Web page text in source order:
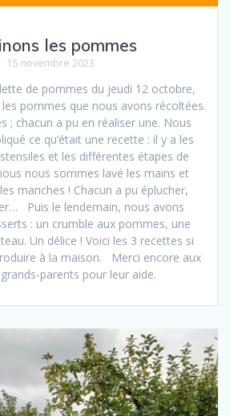
les pommes
15 novembre 2023
de pommes du jeudi 12 octobre,
pommes que nous avons récoltées.
; chacun a pu en réaliser une. Nous
ce qu’était une recette : il y a les
et les différentes étapes de
nous sommes lavé les mains et
manches ! Chacun a pu éplucher,
Puis le lendemain, nous avons
: un crumble aux pommes, une
Un délice ! Voici les 3 recettes si
à la maison. Merci encore aux
parents pour leur aide.